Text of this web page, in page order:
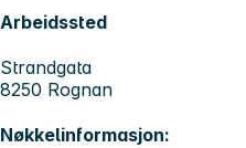
Arbeidssted
Strandgata
8250 Rognan
Nøkkelinformasjon: